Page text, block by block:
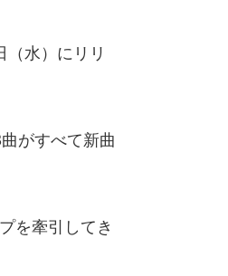
水）にリリ
がすべて新曲
を牽引してき